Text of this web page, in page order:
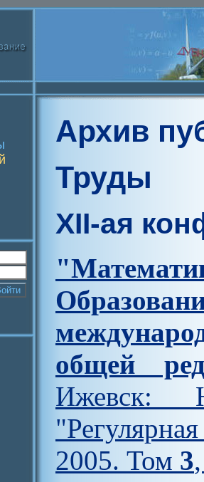
Архив
Труды
XII-ая
общей
Ижевск:
2005. Том 3